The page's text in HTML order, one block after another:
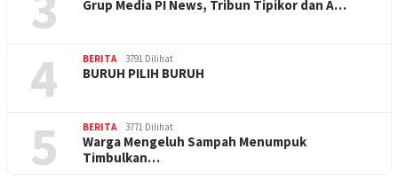
Grup Media PI News, Tribun Tipikor dan A…
4 BERITA 3791 Dilihat
BURUH PILIH BURUH
5 BERITA 3771 Dilihat
Warga Mengeluh Sampah Menumpuk
Timbulkan…